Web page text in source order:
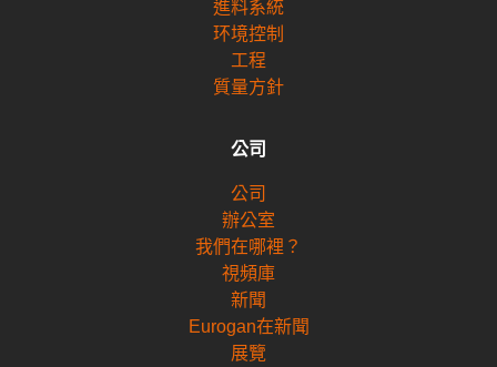
進料系統
环境控制
工程
質量方針
公司
公司
辦公室
我們在哪裡？
視頻庫
新聞
Eurogan在新聞
展覽